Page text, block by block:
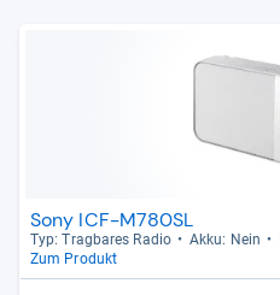
Sony ICF-M780SL
Typ: Trag­ba­res Radio Akku: Nein
Zum Produkt